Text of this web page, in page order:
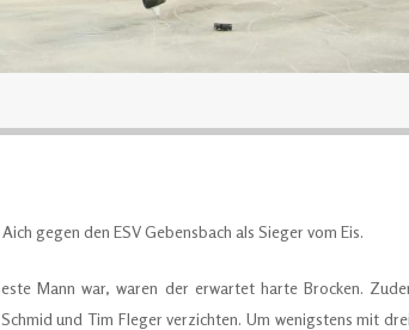
gegen den ESV Gebensbach als Sieger vom Eis.
Mann war, waren der erwartet harte Brocken.
und Tim Fleger verzichten. Um wenigstens mit